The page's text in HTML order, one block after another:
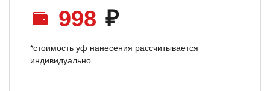
998 ₽
*стоимость уф нанесения рассчитывается
индивидуально